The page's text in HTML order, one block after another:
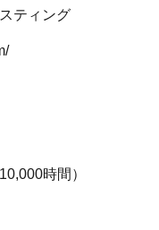
ティング
時間）